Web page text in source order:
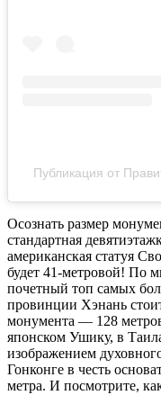
Публикация от
Осознать размер
стандартная
американская статуя
будет 41-метровой! По
почетный топ самых
провинции Хэнань
монумента — 128
японском Ушику, в
изображением
Гонконге в честь
метра. И посмотрите,